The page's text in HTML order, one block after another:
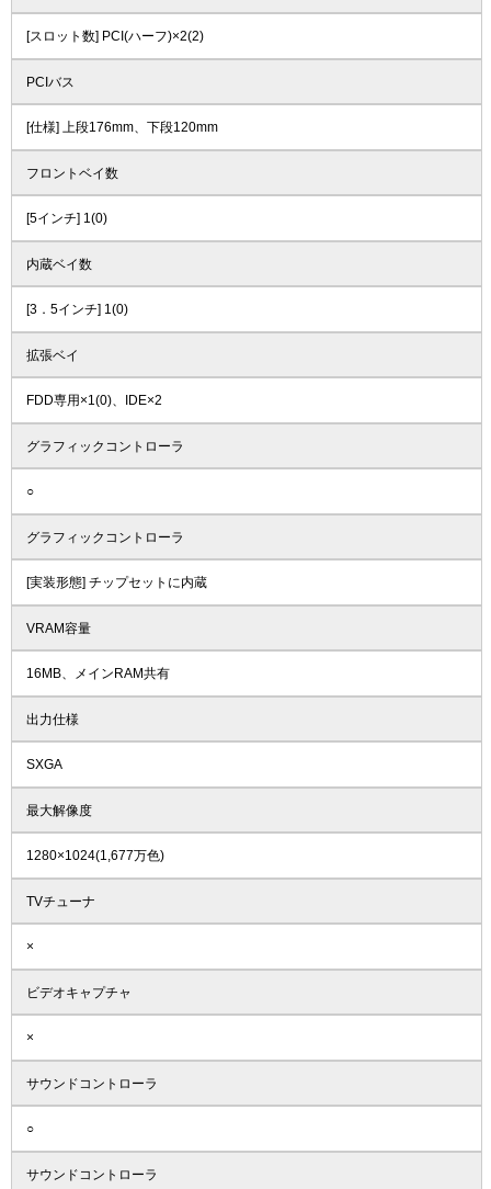
[スロット数] PCI(ハーフ)×2(2)
PCIバス
[仕様] 上段176mm、下段120mm
フロントベイ数
[5インチ] 1(0)
内蔵ベイ数
[3．5インチ] 1(0)
拡張ベイ
FDD専用×1(0)、IDE×2
グラフィックコントローラ
○
グラフィックコントローラ
[実装形態] チップセットに内蔵
VRAM容量
16MB、メインRAM共有
出力仕様
SXGA
最大解像度
1280×1024(1,677万色)
TVチューナ
×
ビデオキャプチャ
×
サウンドコントローラ
○
サウンドコントローラ